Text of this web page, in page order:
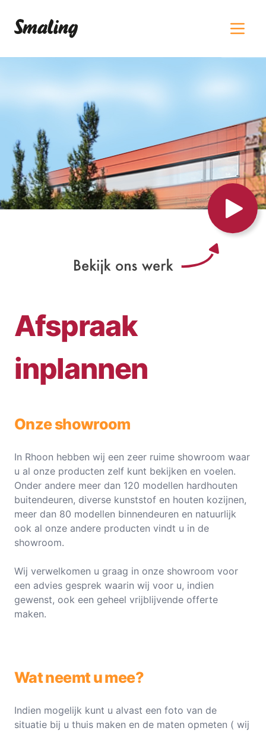
Afspraak
inplannen
Onze showroom
In Rhoon hebben wij een zeer ruime showroom waar
u al onze producten zelf kunt bekijken en voelen.
Onder andere meer dan 120 modellen hardhouten
buitendeuren, diverse kunststof en houten kozijnen,
meer dan 80 modellen binnendeuren en natuurlijk
ook al onze andere producten vindt u in de
showroom.
Wij verwelkomen u graag in onze showroom voor
een advies gesprek waarin wij voor u, indien
gewenst, ook een geheel vrijblijvende offerte
maken.
Wat neemt u mee?
Indien mogelijk kunt u alvast een foto van de
situatie bij u thuis maken en de maten opmeten ( wij